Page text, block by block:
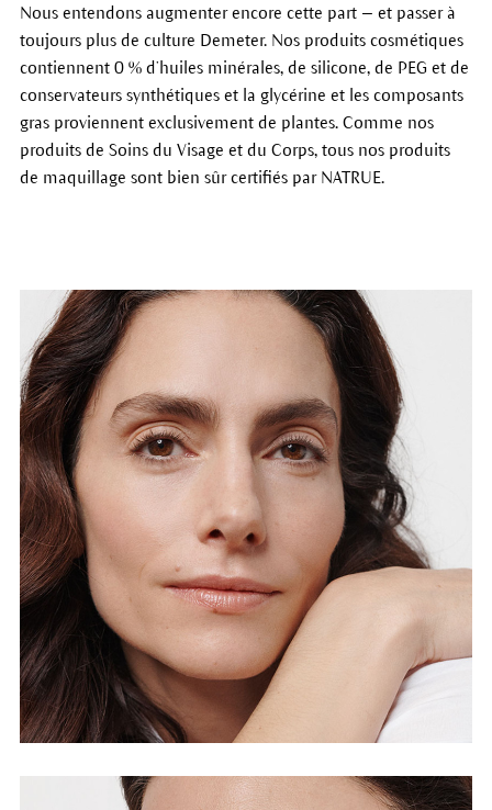
Nous entendons augmenter encore cette part — et passer à
toujours plus de culture Demeter. Nos produits cosmétiques
contiennent 0 % d’huiles minérales, de silicone, de PEG et de
conservateurs synthétiques et la glycérine et les composants
gras proviennent exclusivement de plantes. Comme nos
produits de Soins du Visage et du Corps, tous nos produits
de maquillage sont bien sûr certifiés par NATRUE.